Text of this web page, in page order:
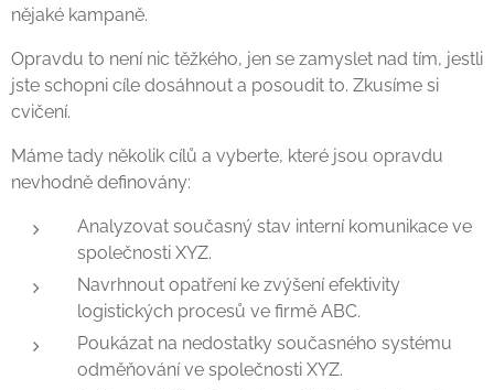
nějaké kampaně.
Opravdu to není nic těžkého, jen se zamyslet nad tím, jestli
jste schopni cíle dosáhnout a posoudit to. Zkusíme si
cvičení.
Máme tady několik cílů a vyberte, které jsou opravdu
nevhodně definovány:
Analyzovat současný stav interní komunikace ve
společnosti XYZ.
Navrhnout opatření ke zvýšení efektivity
logistických procesů ve firmě ABC.
Poukázat na nedostatky současného systému
odměňování ve společnosti XYZ.